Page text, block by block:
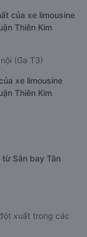
của xe limousine
Thiên Kim
(Ga T3)
xe limousine
Thiên Kim
từ Sân bay Tân
xuất trong các